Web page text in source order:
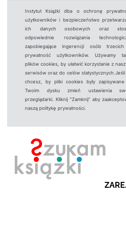
Instytut Książki dba o ochronę
użytkowników i bezpieczeństwo
ich danych osobowych oraz
odpowiednie rozwiązania
zapobiegające ingerencji osób
prywatność użytkowników. Używamy
plików cookies, by ułatwić korzystanie z
serwisów oraz do celów statystycznych.Jeśli
chcesz, by pliki cookies były
Twoim dysku zmień ustawienia
przeglądarki. Kliknij "Zamknij" aby
naszą politykę prywatności.